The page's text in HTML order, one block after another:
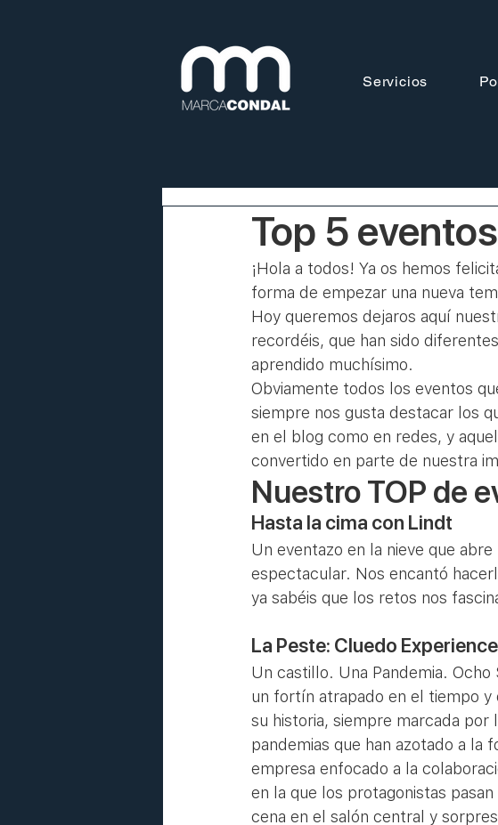
Servicios
Top 5
¡Hola a todos! Ya os hemos
forma de empezar una nueva
Hoy queremos dejaros aquí
recordéis, que han sido
aprendido muchísimo.
Obviamente todos los eventos
siempre nos gusta destacar los
en el blog como en redes, y
convertido en parte de nuestra
Nuestro TOP de
Hasta la cima con Lindt
Un eventazo en la nieve que
espectacular. Nos encantó
ya sabéis que los retos nos
La Peste: Cluedo Experience
Un castillo. Una Pandemia.
un fortín atrapado en el tiempo y
su historia, siempre marcada por
pandemias que han azotado a la
empresa enfocado a la
en la que los protagonistas
cena en el salón central y